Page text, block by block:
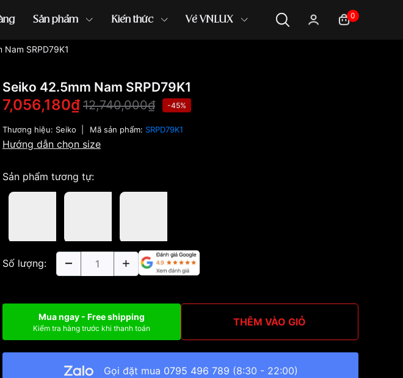
Sản phẩm Kiến thức Về VNLUX 0
Nam SRPD79K1
Seiko 42.5mm Nam SRPD79K1
7,056,180₫ 12,740,000₫ -45%
Thương hiệu: Seiko Mã sản phẩm: SRPD79K1
Hướng dẫn chọn size
Sản phẩm tương tự:
Số lượng:
Mua ngay - Free shipping
Kiểm tra hàng trước khi thanh toán THÊM VÀO GIỎ
Gọi đặt mua 0795 496 789 (8:30 - 22:00)